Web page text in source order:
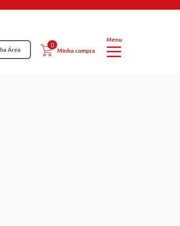
0
Minha compra
Área